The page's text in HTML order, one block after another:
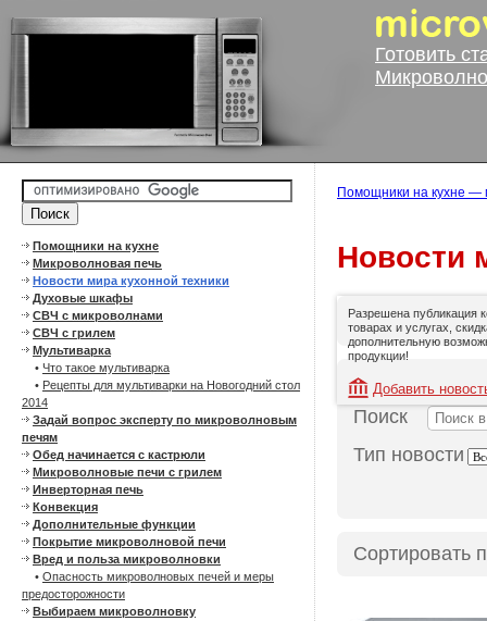
Готовить
Помощники на кухне
Микроволновая печь
Новости мира кухонной техники
Духовые шкафы
СВЧ с микроволнами
СВЧ с грилем
Мультиварка
• Что такое мультиварка
• Рецепты для мультиварки на Новогодний стол
2014
Задай вопрос эксперту по микроволновым
печям
Обед начинается с кастрюли
Микроволновые печи с грилем
Инверторная печь
Конвекция
Дополнительные функции
Покрытие микроволновой печи
Вред и польза микроволновки
• Опасность микроволновых печей и меры
предосторожности
Выбираем микроволновку
Помощники на кухне —
Новости
Разрешена публикация
товарах и услугах,
дополнительную
продукции!
Добавить
Поиск
Тип новости
Сортировать